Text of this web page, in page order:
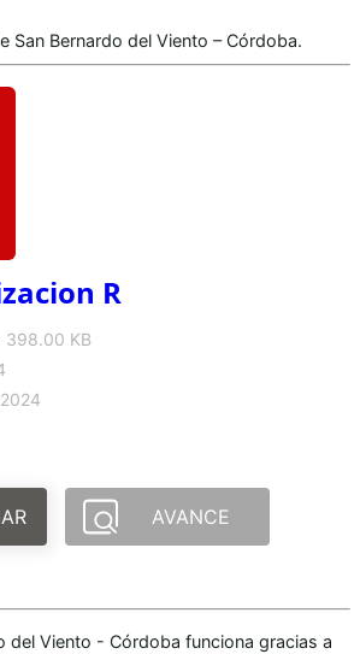
San Bernardo del Viento – Córdoba.
R
398.00 KB
AVANCE
del Viento - Córdoba funciona gracias a